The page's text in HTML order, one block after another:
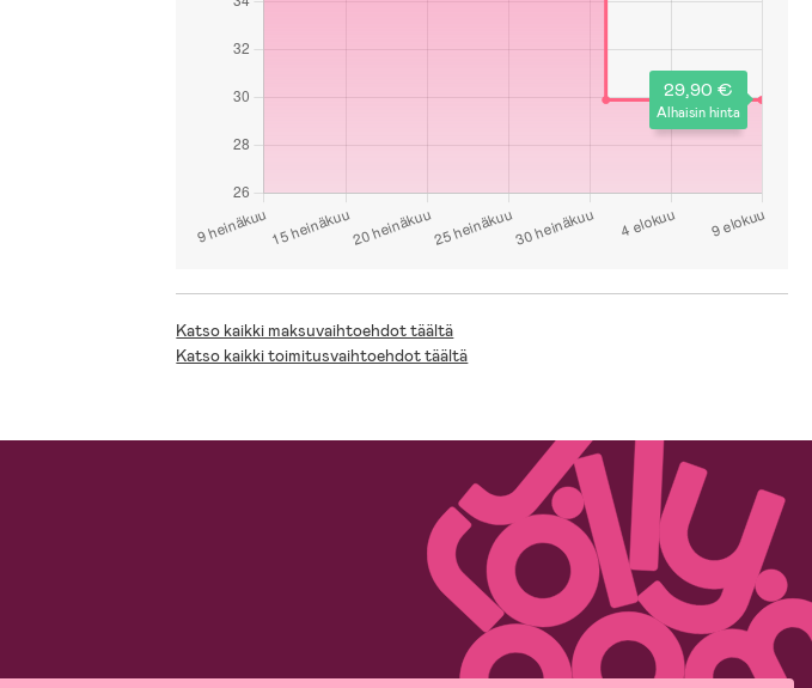
29,90 €
Alhaisin hinta
Katso kaikki maksuvaihtoehdot täältä
Katso kaikki toimitusvaihtoehdot täältä